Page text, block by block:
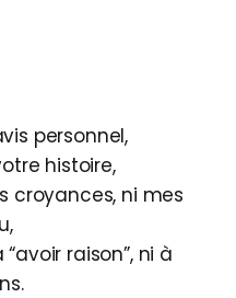
personnel,
histoire,
croyances, ni mes
raison”, ni à